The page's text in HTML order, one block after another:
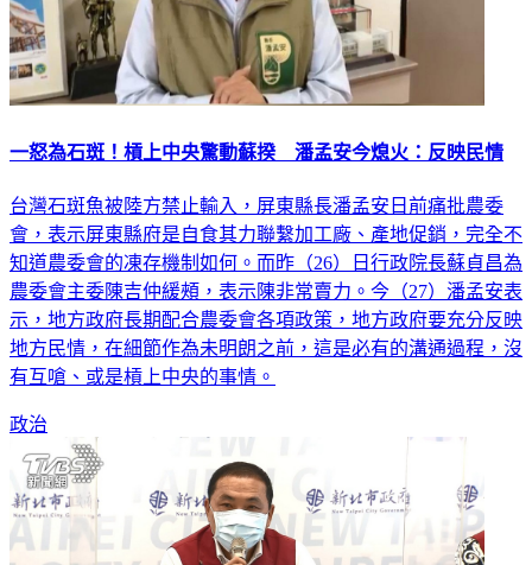
一怒為石斑！槓上中央驚動蘇揆 潘孟安今熄火：反映民情
台灣石斑魚被陸方禁止輸入，屏東縣長潘孟安日前痛批農委
會，表示屏東縣府是自食其力聯繫加工廠、產地促銷，完全不
知道農委會的凍存機制如何。而昨（26）日行政院長蘇貞昌為
農委會主委陳吉仲緩頰，表示陳非常賣力。今（27）潘孟安表
示，地方政府長期配合農委會各項政策，地方政府要充分反映
地方民情，在細節作為未明朗之前，這是必有的溝通過程，沒
有互嗆、或是槓上中央的事情。
政治